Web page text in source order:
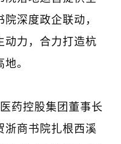
深度政企联动，
动力，合力打造杭
地。
控股集团董事长
浙商书院扎根西溪